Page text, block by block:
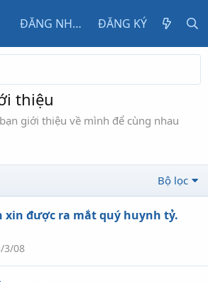
ĐĂNG NHẬP ĐĂNG KÝ
thiệu
giới thiệu về mình để cùng nhau
Bộ lọc
xin được ra mắt quý huynh tỷ.
3/08